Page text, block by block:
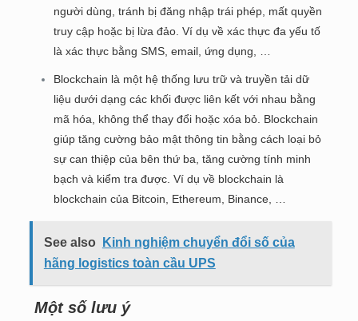
người dùng, tránh bị đăng nhập trái phép, mất quyền
truy cập hoặc bị lừa đảo. Ví dụ về xác thực đa yếu tố
là xác thực bằng SMS, email, ứng dụng, …
Blockchain là một hệ thống lưu trữ và truyền tải dữ
liệu dưới dạng các khối được liên kết với nhau bằng
mã hóa, không thể thay đổi hoặc xóa bỏ. Blockchain
giúp tăng cường bảo mật thông tin bằng cách loại bỏ
sự can thiệp của bên thứ ba, tăng cường tính minh
bạch và kiểm tra được. Ví dụ về blockchain là
blockchain của Bitcoin, Ethereum, Binance, …
See also
Kinh nghiệm chuyển đổi số của
hãng logistics toàn cầu UPS
Một số lưu ý